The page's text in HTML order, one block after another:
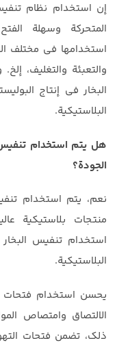
إن استخدام نظام
المتحركة وسهلة
استخدامها في مختلف
والتعبئة والتغليف،
البخار في إنتاج
البلاستيكية.
هل يتم استخدام تنفيس
الجودة؟
نعم، يتم استخدام
منتجات بلاستيكية
استخدام تنفيس
البلاستيكية.
يحسن استخدام فتحات
الالتصاق وامتصاص
ذلك، تضمن فتحات